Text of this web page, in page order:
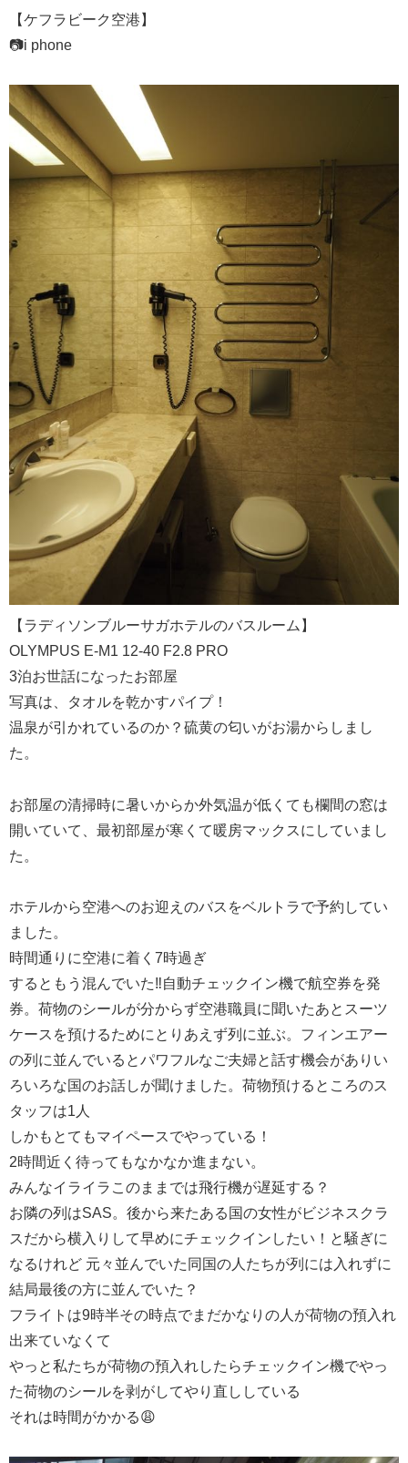
【ケフラビーク空港】
📷i phone
【ラディソンブルーサガホテルのバスルーム】
OLYMPUS E-M1 12-40 F2.8 PRO
3泊お世話になったお部屋
写真は、タオルを乾かすパイプ！
温泉が引かれているのか？硫黄の匂いがお湯からしまし
た。
お部屋の清掃時に暑いからか外気温が低くても欄間の窓は
開いていて、最初部屋が寒くて暖房マックスにしていまし
た。
ホテルから空港へのお迎えのバスをベルトラで予約してい
ました。
時間通りに空港に着く7時過ぎ
するともう混んでいた‼️自動チェックイン機で航空券を発
券。荷物のシールが分からず空港職員に聞いたあとスーツ
ケースを預けるためにとりあえず列に並ぶ。フィンエアー
の列に並んでいるとパワフルなご夫婦と話す機会がありい
ろいろな国のお話しが聞けました。荷物預けるところのス
タッフは1人
しかもとてもマイペースでやっている！
2時間近く待ってもなかなか進まない。
みんなイライラこのままでは飛行機が遅延する？
お隣の列はSAS。後から来たある国の女性がビジネスクラ
スだから横入りして早めにチェックインしたい！と騒ぎに
なるけれど 元々並んでいた同国の人たちが列には入れずに
結局最後の方に並んでいた？
フライトは9時半その時点でまだかなりの人が荷物の預入れ
出来ていなくて
やっと私たちが荷物の預入れしたらチェックイン機でやっ
た荷物のシールを剥がしてやり直ししている
それは時間がかかる😩